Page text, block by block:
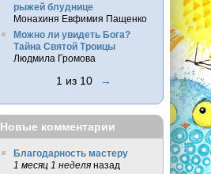
рыжей блуднице
Монахиня Евфимия Пащенко
Можно ли увидеть Бога?
Тайна Святой Троицы
Людмила Громова
1 из 10 →
Новые комментарии
Благодарность мастеру
1 месяц 1 неделяназад